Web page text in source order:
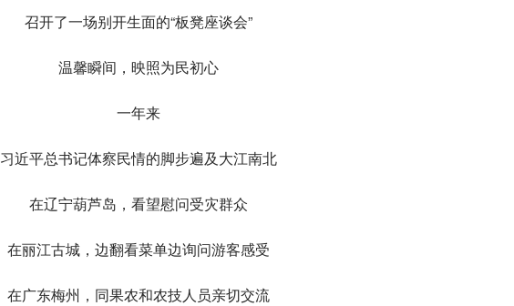
召开了一场别开生面的“板凳座谈会”
温馨瞬间，映照为民初心
一年来
习近平总书记体察民情的脚步遍及大江南北
在辽宁葫芦岛，看望慰问受灾群众
在丽江古城，边翻看菜单边询问游客感受
在广东梅州，同果农和农技人员亲切交流